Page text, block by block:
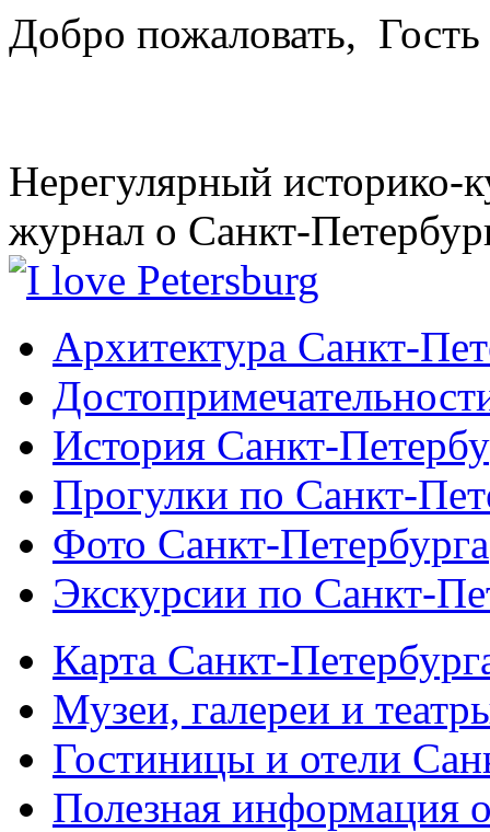
Добро пожаловать, Гость
Нерегулярный историко-
журнал о Санкт-
Архитектура Санкт-
История Санкт-
Прогулки по Санкт-
Фото Санкт-Петербурга
Экскурсии по Санкт-
Карта Санкт-
Музеи, галереи и
Гостиницы и отели
Полезная информация